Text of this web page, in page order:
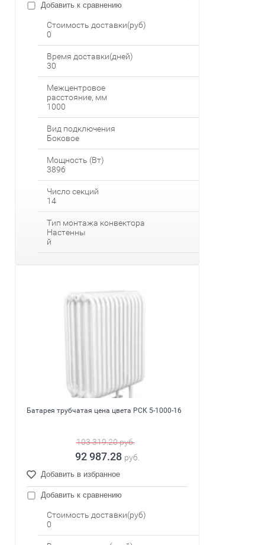
Добавить к сравнению
Стоимость доставки(руб)
0
Время доставки(дней)
30
Межцентровое
расстояние, мм
1000
Вид подключения
Боковое
Мощность (Вт)
3896
Число секций
14
Тип монтажа конвектора
Настенны
й
Батарея трубчатая цена цвета РСК 5-1000-16
103 319.20руб.
92 987.28 руб.
Добавить в избранное
Добавить к сравнению
Стоимость доставки(руб)
0